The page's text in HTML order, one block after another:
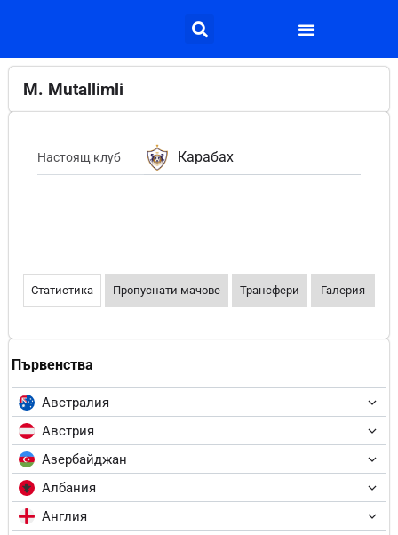
Първенства
Австралия
Австрия
Азербайджан
Албания
Англия
M. Mutallimli
Настоящ клуб Карабах
Статистика Пропуснати мачове Трансфери Галерия